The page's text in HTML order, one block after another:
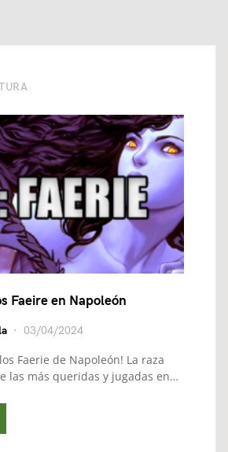
Faeire en Napoleón
03/04/2024
Faerie de Napoleón! La raza
las más queridas y jugadas en…